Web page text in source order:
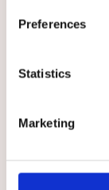
Preferences
Statistics
Marketing
mocka
699